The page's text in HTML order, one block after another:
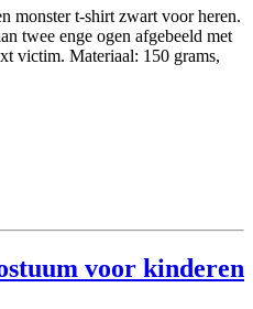
monster t-shirt zwart voor heren.
twee enge ogen afgebeeld met
victim. Materiaal: 150 grams,
voor kinderen